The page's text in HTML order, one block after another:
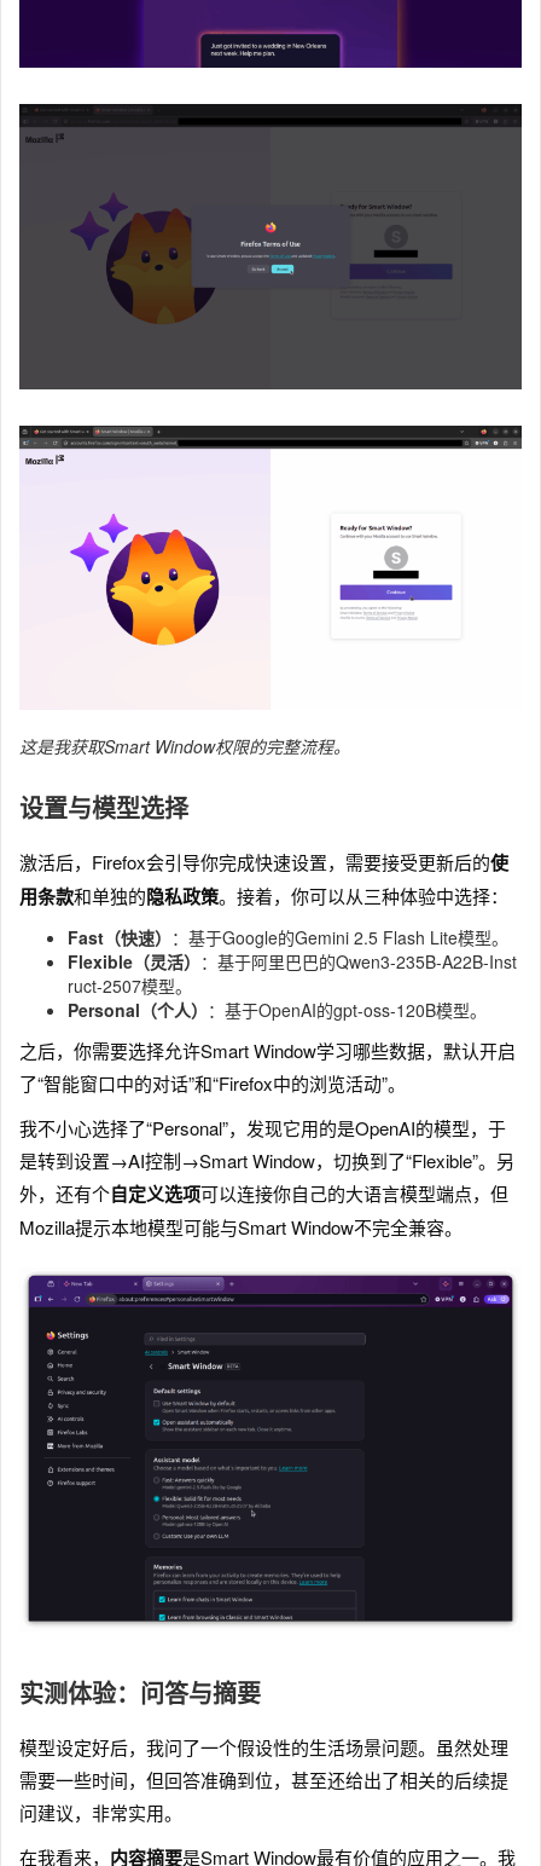
这是我获取Smart Window权限的完整流程。
设置与模型选择
激活后，Firefox会引导你完成快速设置，需要接受更新后的使
用条款和单独的隐私政策。接着，你可以从三种体验中选择：
Fast（快速） ：基于Google的Gemini 2.5 Flash Lite模型。
Flexible（灵活） ：基于阿里巴巴的Qwen3-235B-A22B-Inst
ruct-2507模型。
Personal（个人） ：基于OpenAI的gpt-oss-120B模型。
之后，你需要选择允许Smart Window学习哪些数据，默认开启
了“智能窗口中的对话”和“Firefox中的浏览活动”。
我不小心选择了“Personal”，发现它用的是OpenAI的模型，于
是转到设置→AI控制→Smart Window，切换到了“Flexible”。另
外，还有个自定义选项可以连接你自己的大语言模型端点，但
Mozilla提示本地模型可能与Smart Window不完全兼容。
实测体验：问答与摘要
模型设定好后，我问了一个假设性的生活场景问题。虽然处理
需要一些时间，但回答准确到位，甚至还给出了相关的后续提
问建议，非常实用。
在我看来， 内容摘要是Smart Window最有价值的应用之一。我